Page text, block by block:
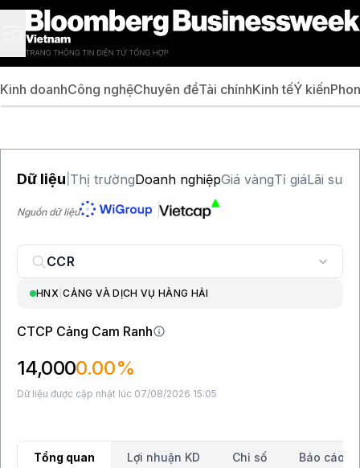
Kinh doanhCông nghệChuyên đềTài chínhKinh tếÝ kiến
Dữ liệu Thị trườngDoanh nghiệpGiá vàngTỉ giáLãi suất
Nguồn dữ liệu
HNX |CẢNG VÀ DỊCH VỤ HÀNG HẢI
CTCP Cảng Cam Ranh
14,0000.00%
Dữ liệu được cập nhật lúc 07/08/2026 15:05
Tổng quan Lợi nhuận KD Chỉ số Báo cáo